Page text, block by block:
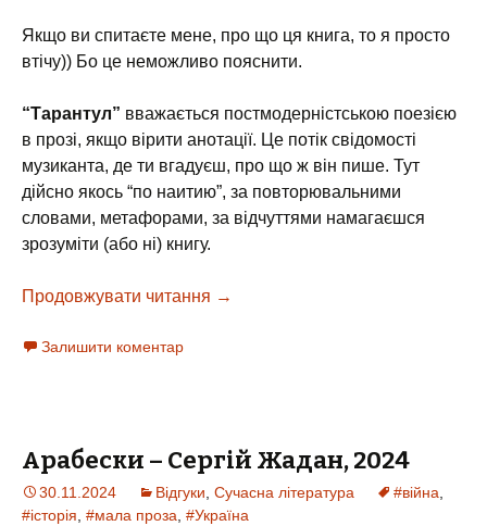
Якщо ви спитаєте мене, про що ця книга, то я просто
втічу)) Бо це неможливо пояснити.
“Тарантул” вважається постмодерністською поезією
в прозі, якщо вірити анотації. Це потік свідомості
музиканта, де ти вгадуєш, про що ж він пише. Тут
дійсно якось “по наитию”, за повторювальними
словами, метафорами, за відчуттями намагаєшся
зрозуміти (або ні) книгу.
Продовжувати читання Тарантул – Боб Ділан, 1971
→
Залишити коментар
Арабески – Сергій Жадан, 2024
30.11.2024 Відгуки, Сучасна література #війна,
#історія, #мала проза, #Україна